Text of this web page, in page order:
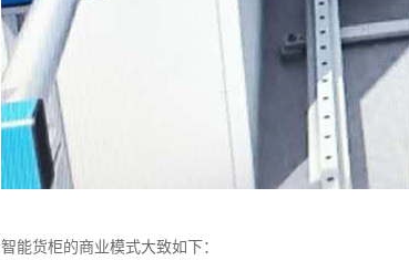
智能货柜的商业模式大致如下：